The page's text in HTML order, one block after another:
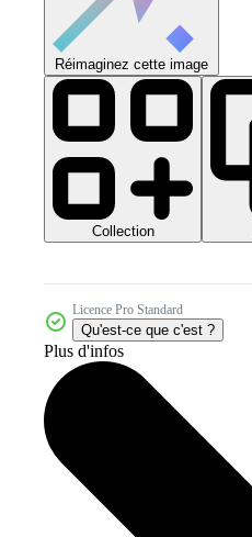
Réimaginez cette image
Collection
Licence Pro Standard
Qu'est-ce que c'est ?
Plus d'infos